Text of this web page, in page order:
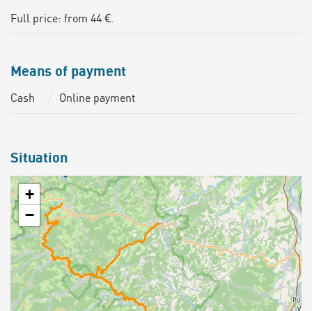
Full price: from 44 €.
Means of payment
Cash Online payment
Situation
+
−